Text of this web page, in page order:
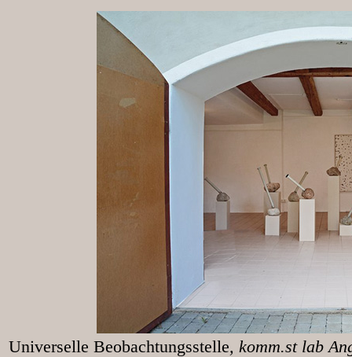
Universelle Beobachtungsstelle,